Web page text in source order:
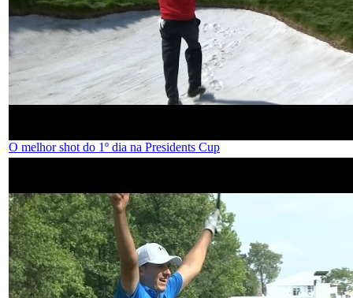
O melhor shot do 1º dia na Presidents Cup